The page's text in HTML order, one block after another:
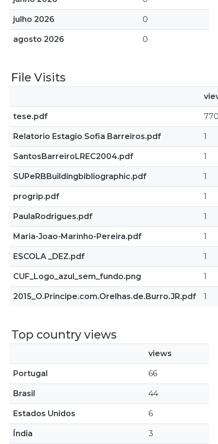
julho 2026 0
agosto 2026 0
File Visits
tese.pdf
Relatorio Estagio Sofia Barreiros.pdf 1
SantosBarreiroLREC2004.pdf 1
SUPeRBBuildingbibliographic.pdf 1
progrip.pdf 1
PaulaRodrigues.pdf 1
Maria-Joao-Marinho-Pereira.pdf 1
ESCOLA _DEZ.pdf 1
CUF_Logo_azul_sem_fundo.png 1
2015_O.Principe.com.Orelhas.de.Burro.JR.pdf 1
Top country views
views
Portugal 66
Brasil 44
Estados Unidos 6
Índia 3